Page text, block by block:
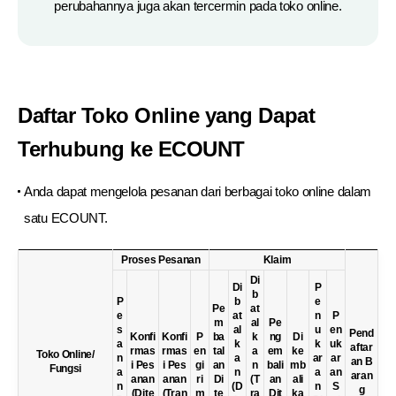
perubahannya juga akan tercermin pada toko online.
Daftar Toko Online yang Dapat
Terhubung ke ECOUNT
Anda dapat mengelola pesanan dari berbagai toko online dalam
satu ECOUNT.
Toko Online/
Fungsi
Proses Pesanan Klaim
Pend
aftar
an B
aran
g
P
e
s
a
n
a
n
Konfi
rmas
i Pes
anan
(Dite
Konfi
rmas
i Pes
anan
(Tran
P
en
gi
ri
m
Pe
m
ba
tal
an
Di
te
Di
b
at
al
k
a
n
(D
Di
b
at
al
k
a
n
(T
ra
Pe
ng
em
bali
an
Dit
Di
ke
mb
ali
ka
P
e
n
u
k
ar
a
n
P
en
uk
ar
an
S